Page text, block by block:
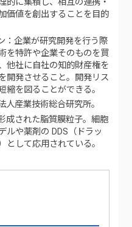
価値を創出することを目的
：企業が研究開発を行う際
を特許や企業そのものを買
他社に自社の知的財産権を
開発させること。開発リス
縮を図ることができる。
人産業技術総合研究所。
成された脂質膜粒子。細胞
ルや薬剤の DDS（ドラッ
として応用されている。